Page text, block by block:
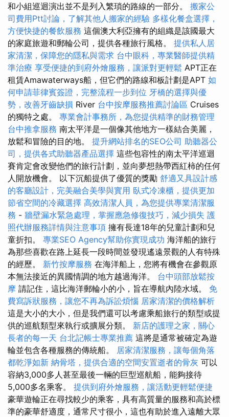
和小組巡迴演出並不是列入繁瑣的路線的一部分。 搬家公
司費用Ptt討論，了解其他人搬家的經驗 多樣化餐盒選擇，
方便快捷的餐飲服務 這個澳大利亞擁有的組織是該國最大
的家庭旅遊和郵輪公司，提供各種旅行風格。 提供私人居
家清潔，保障您的隱私與需求 台中眼科，專業醫師提供精
準治療 享受便捷的到府外燴服務，讓派對更輕鬆 APT正在
租賃Amawaterways船，但它們的路線和板計劃是APT 如
何申請菲律賓簽證，完整流程一步到位 牙橋的選擇與優
勢，改善牙齒缺損 River 台中按摩服務推薦討論區 Cruises
的獨特之處。 專業會計事務所，為您提供精準的財務管理
台中推拿服務 南太平洋是一個像其他地方一樣結合美麗，
放鬆和冒險的目的地。 提升網站排名的SEO公司 助聽器公
司，提供各式助聽器產品選擇 這些包容性的南太平洋巡迴
賽肯定會改變他們的旅行計劃，並向夢想熱帶西紅柿的任何
人開放機會。 以下沉船提供了優質的獎勵 舒適又具設計感
的客廳設計，完美融合美學與實用 臥式冷凍櫃，提供更加
節省空間的冷藏選擇 高效清潔人員，為您提供專業清潔服
務 - 牆壁漏水緊急處理，掌握應急修復技巧，減少損失 護
照代辦服務詳情與注意事項 擁有長達18年的兒童計劃和兒
童折扣。 專業SEO Agency幫助你實現成功 海洋船的旅行
為那些喜歡在路上延長一段時間並發現遙遠景觀的人有特殊
的經歷。 新竹按摩服務 在海洋船上，您將有機會在參觀原
本無法接近的異國情調的地方越過海洋。 台中頭部放鬆按
摩 請記住，這比海洋郵輪小的小，旨在導航內陸水域。 免
費寫訴狀服務，讓您不再為訴訟煩惱 居家清潔的價格解析
這是大小的大小，但是我們還可以考慮乘船旅行的類型或提
供的巡航類型來執行或擴展分類。 新店的護理之家，關心
長者的每一天 台北記帳士專業推薦 這將是通常被確定為遊
輪並包含各種服務的傳統船。 居家清潔服務，讓每個角落
都乾淨如新 納骨塔，提供合適的空間安置逝者的骨灰 可以
容納3,000多人甚至最後一輛的巨型巡航船，能夠接待
5,000多名乘客。 提供到府外燴服務，讓活動更輕鬆便捷
豪華遊輪正在尋找較少的乘客，具有高質量的服務和高於標
準的豪華舒適度，通常尺寸很小，這也有助於進入遠離大眾